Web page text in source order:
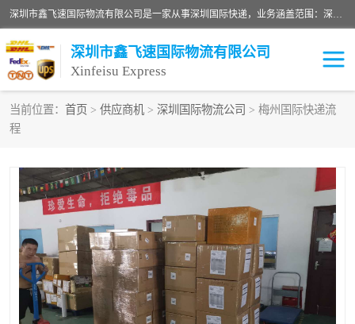
深圳市鑫飞速国际物流有限公司是一家从事深圳国际快递，业务涵盖范围：深圳DHL国际快递、深圳国际快递公司、深圳国际物流公司、深圳国际快递、深圳DHL国际快递电话可拨打全国服务热线：15019287411。欢迎各位亲来人来电到我司洽谈合作。
深圳市鑫飞速国际物流有限公司
Xinfeisu Express
当前位置： 首页 > 供应商机 > 深圳国际物流公司 > 梅州国际快递流
程
俄罗斯快递 巴西快递
深圳DHL国际快递 伊朗快递
UPS国际快递 深圳国际快递公司
深圳国际物流公司 深圳国际快递电话